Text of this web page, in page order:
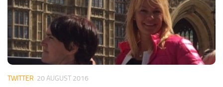
TWITTER 20 AUGUST 2016